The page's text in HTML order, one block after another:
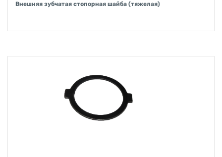
Внешняя зубчатая стопорная шайба (тяжелая)